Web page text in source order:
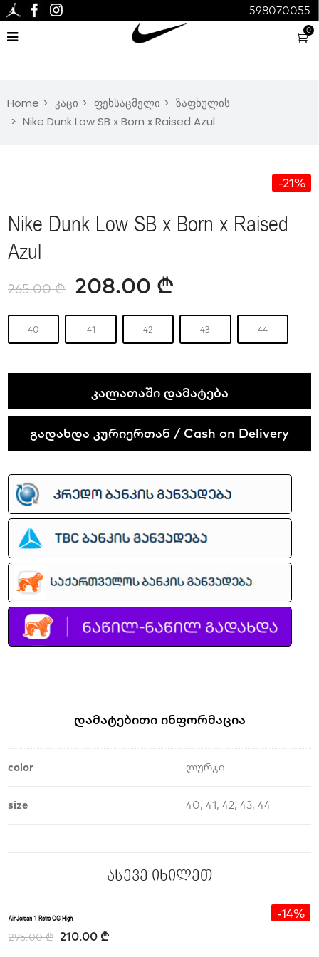
0
598070055
Home კაცი ფეხსაცმელი
ზაფხულის
Nike Dunk Low SB x Born x Raised Azul
-21%
Nike Dunk Low SB x Born x Raised
Azul
265.00₾ 208.00 ₾
40 41 42 43 44
Low
x
Born
Raised
Azul
quantity
ᲙᲐᲚᲐᲗᲐᲨᲘ ᲓᲐᲛᲐᲢᲔᲑᲐ
გადახდა კურიერთან / Cash on Delivery
Დამატებითი Ინფორმაცია
color ლურჯი
size 40, 41, 42, 43, 44
ასევე იხილეთ
Air Jordan 1 Retro OG High
295.00₾ 210.00 ₾
-14%